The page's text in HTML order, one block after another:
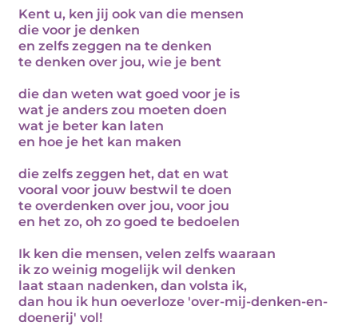
Kent u, ken jij ook van die mensen
die voor je denken
en zelfs zeggen na te denken
te denken over jou, wie je bent
die dan weten wat goed voor je is
wat je anders zou moeten doen
wat je beter kan laten
en hoe je het kan maken
die zelfs zeggen het, dat en wat
vooral voor jouw bestwil te doen
te overdenken over jou, voor jou
en het zo, oh zo goed te bedoelen
Ik ken die mensen, velen zelfs waaraan
ik zo weinig mogelijk wil denken
laat staan nadenken, dan volsta ik,
dan hou ik hun oeverloze 'over-mij-denken-en-
doenerij' vol!